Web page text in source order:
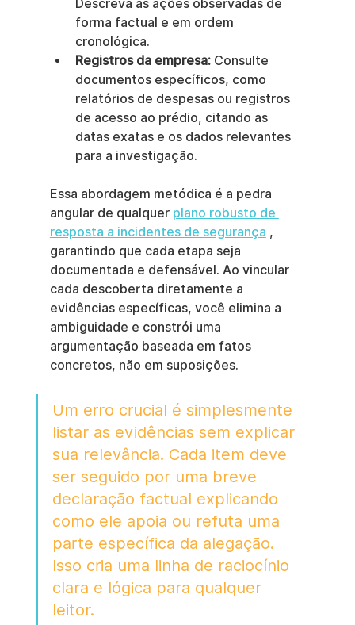
Descreva as ações observadas de
forma factual e em ordem
cronológica.
Registros da empresa: Consulte
documentos específicos, como
relatórios de despesas ou registros
de acesso ao prédio, citando as
datas exatas e os dados relevantes
para a investigação.
Essa abordagem metódica é a pedra
angular de qualquer plano robusto de
resposta a incidentes de segurança ,
garantindo que cada etapa seja
documentada e defensável. Ao vincular
cada descoberta diretamente a
evidências específicas, você elimina a
ambiguidade e constrói uma
argumentação baseada em fatos
concretos, não em suposições.
Um erro crucial é simplesmente
listar as evidências sem explicar
sua relevância. Cada item deve
ser seguido por uma breve
declaração factual explicando
como ele apoia ou refuta uma
parte específica da alegação.
Isso cria uma linha de raciocínio
clara e lógica para qualquer
leitor.